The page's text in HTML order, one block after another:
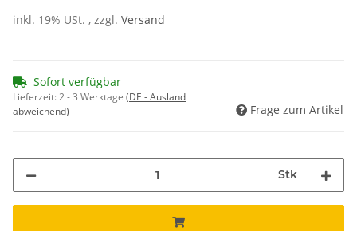
inkl. 19% USt. , zzgl. Versand
Sofort verfügbar
Lieferzeit:2 - 3 Werktage (DE - Ausland
abweichend)
Frage zum Artikel
Stk